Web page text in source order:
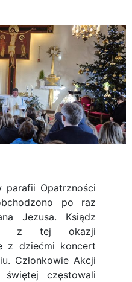
Opatrzności
po raz
Jezusa. Ksiądz
z tej okazji
z dziećmi koncert
Członkowie Akcji
częstowali